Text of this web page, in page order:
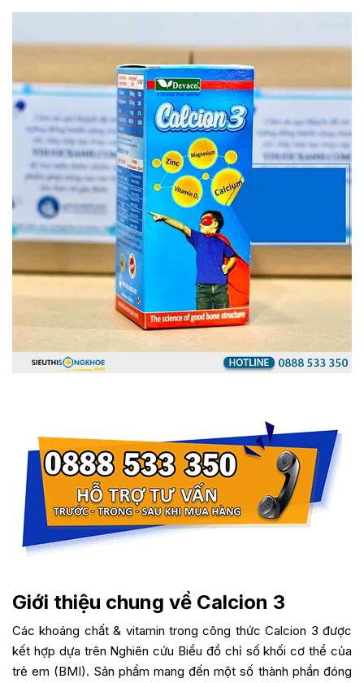
Giới thiệu chung về Calcion 3
Các khoáng chất & vitamin trong công thức Calcion 3 được
kết hợp dựa trên Nghiên cứu Biểu đồ chỉ số khối cơ thể của
trẻ em (BMI). Sản phẩm mang đến một số thành phần đóng